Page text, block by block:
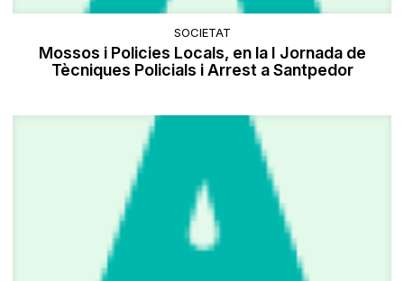
SOCIETAT
Mossos i Policies Locals, en la I Jornada de
Tècniques Policials i Arrest a Santpedor